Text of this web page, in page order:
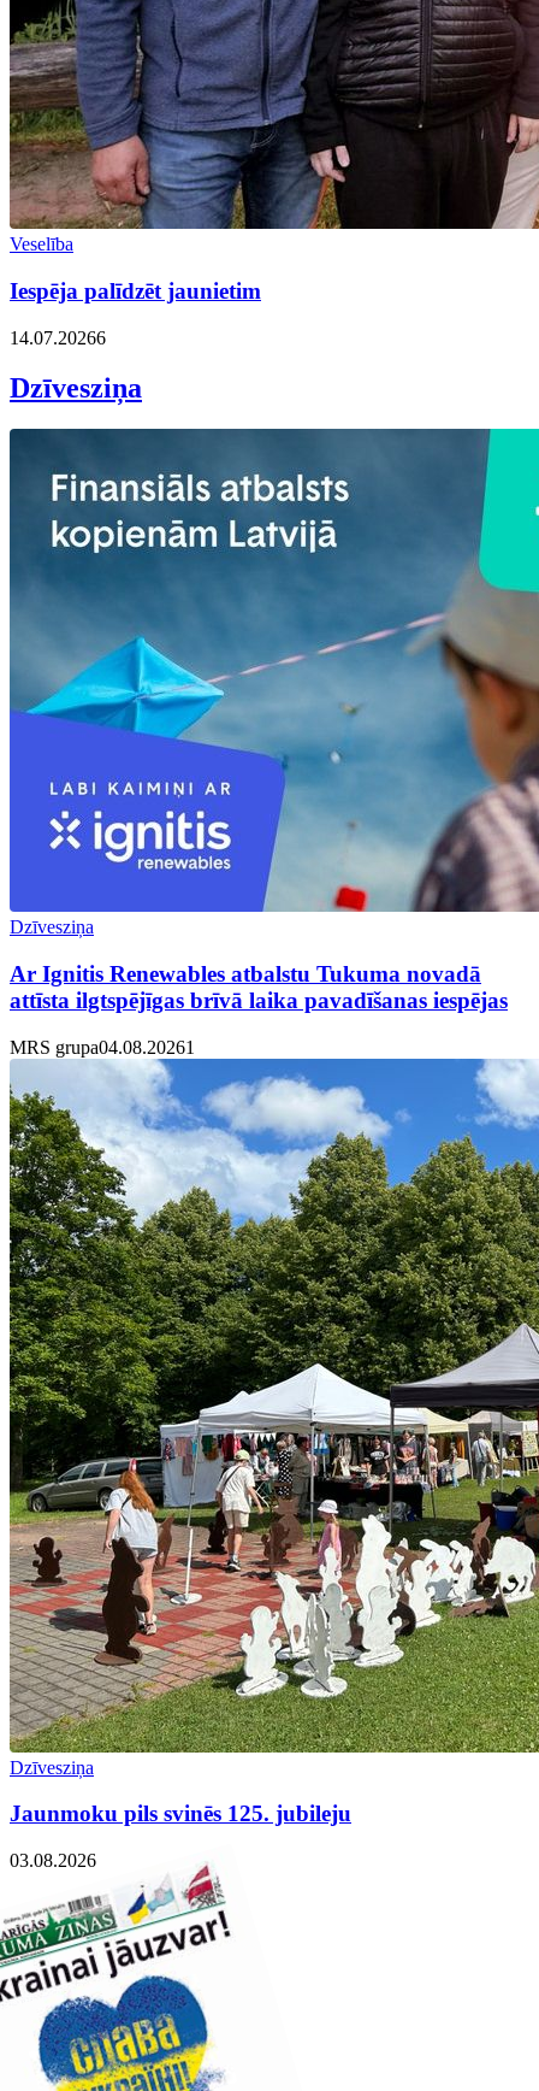
Veselība
Iespēja palīdzēt jaunietim
14.07.20266
Dzīvesziņa
Dzīvesziņa
Ar Ignitis Renewables atbalstu Tukuma novadā
attīsta ilgtspējīgas brīvā laika pavadīšanas iespējas
MRS grupa04.08.20261
Dzīvesziņa
Jaunmoku pils svinēs 125. jubileju
03.08.2026